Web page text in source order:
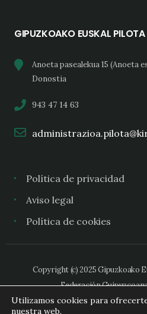
GIPUZKOAKO EUSKAL PILOTA
Anoeta pasealekua 15 (Anoeta
Donostia
943 47 14 63
Política de privacidad
Aviso legal
Política de cookies
Copyright (c) 2025 Gipuzkoako
Federación
Utilizamos cookies para
nuestra web.